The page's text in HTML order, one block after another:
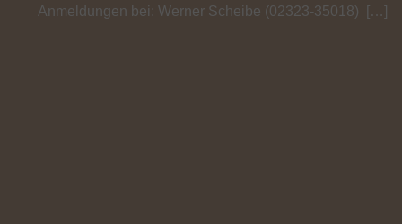
Anmeldungen bei: Werner Scheibe (02323-35018) […]